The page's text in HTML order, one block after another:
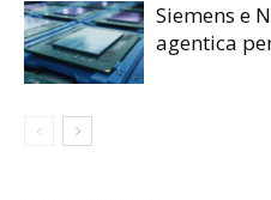
Siemens e
agentica